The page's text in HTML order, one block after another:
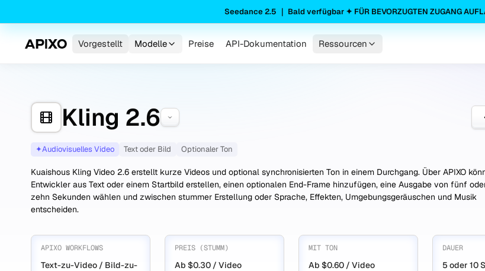
Seedance 2.5 ｜ Bald verfügbar ✦ FÜR BEVORZUGTEN ZUGANG
Vorgestellt Modelle Preise API-Dokumentation Ressourcen
Kling 2.6
✦Audiovisuelles Video Text oder Bild Optionaler Ton
Kuaishous Kling Video 2.6 erstellt kurze Videos und optional synchronisierten Ton in einem Durchgang. Über APIXO
Entwickler aus Text oder einem Startbild erstellen, einen optionalen End-Frame hinzufügen, eine Ausgabe von fünf
zehn Sekunden wählen und zwischen stummer Erstellung oder Sprache, Effekten, Umgebungsgeräuschen und Musik
entscheiden.
APIXO WORKFLOWS
Text-zu-Video / Bild-zu-
PREIS (STUMM)
Ab $0.30 / Video
MIT TON
Ab $0.60 / Video
DAUER
5 oder 10